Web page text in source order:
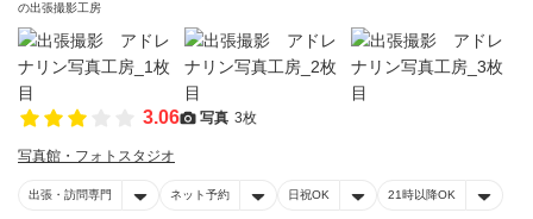
の出張撮影工房
3.06 写真 3枚
写真館・フォトスタジオ
出張・訪問専門 ネット予約 日祝OK 21時以降OK